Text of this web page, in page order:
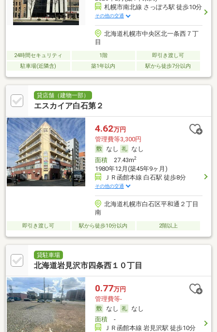
札幌市南北線 さっぽろ駅 徒歩10分
その他の交通
北海道札幌市中央区北一条西７丁
目
24時間セキュリティ 1階
即引き渡し可
駐車場(近隣含)
築1年以内 駅から徒歩7分以内
貸店舗（建物一部）
エスカイア白石第２
4.62万円
管理費等3,300円
なし
なし
面積27.43m2
1980年12月(築45年9ヶ月)
ＪＲ函館本線 白石駅 徒歩8分
その他の交通
北海道札幌市白石区平和通２丁目
南
即引き渡し可 駅から徒歩10分以内 2階以上
貸駐車場
北海道岩見沢市四条西１０丁目
0.77万円
管理費等-
なし
なし
面積-
ＪＲ函館本線 岩見沢駅 徒歩10分